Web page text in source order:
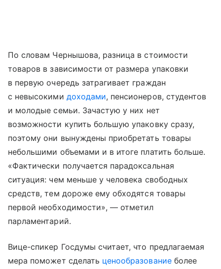
По словам Чернышова, разница в стоимости
товаров в зависимости от размера упаковки
в первую очередь затрагивает граждан
с невысокими доходами, пенсионеров, студентов
и молодые семьи. Зачастую у них нет
возможности купить большую упаковку сразу,
поэтому они вынуждены приобретать товары
небольшими объемами и в итоге платить больше.
«Фактически получается парадоксальная
ситуация: чем меньше у человека свободных
средств, тем дороже ему обходятся товары
первой необходимости», — отметил
парламентарий.
Вице-спикер Госдумы считает, что предлагаемая
мера поможет сделать ценообразованиеболее